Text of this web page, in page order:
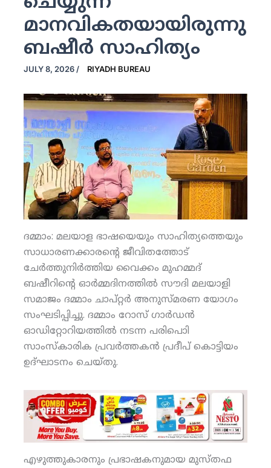
മാനവികതയായിരുന്നു
ബഷീര്‍ സാഹിത്യം
JULY 8, 2026 / RIYADH BUREAU
ദമ്മാം: മലയാള ഭാഷയെയും സാഹിത്യത്തെയും
സാധാരണക്കാരന്റെ ജീവിതത്തോട്
ചേര്‍ത്തുനിര്‍ത്തിയ വൈക്കം മുഹമ്മദ്
ബഷീറിന്റെ ഓര്‍മ്മദിനത്തില്‍ സൗദി മലയാളി
സമാജം ദമ്മാം ചാപ്റ്റര്‍ അനുസ്മരണ യോഗം
സംഘടിപ്പിച്ചു. ദമ്മാം റോസ് ഗാര്‍ഡന്‍
ഓഡിറ്റോറിയത്തില്‍ നടന്ന പരിപാിെ
സാംസ്‌കാരിക പ്രവര്‍ത്തകന്‍ പ്രദീപ് കൊട്ടിയം
ഉദ്ഘാടനം ചെയ്തു.
എഴുത്തുകാരനും പ്രഭാഷകനുമായ മുസ്തഫ